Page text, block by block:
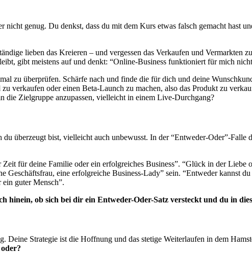
genug. Du denkst, dass du mit dem Kurs etwas falsch gemacht hast
lieben das Kreieren – und vergessen das Verkaufen und Vermarkten
gibt meistens auf und denkt: “Online-Business funktioniert für mich
zu überprüfen. Schärfe nach und finde die für dich und deine
verkaufen oder einen Beta-Launch zu machen, also das Produkt zu
die Zielgruppe anzupassen, vielleicht in einem Live-Durchgang?
überzeugt bist, vielleicht auch unbewusst. In der “Entweder-Oder”-Falle
für deine Familie oder ein erfolgreiches Business”. “Glück in der
eine erfolgreiche Business-Lady” sein. “Entweder kannst
guter Mensch”.
hinein, ob sich bei dir ein Entweder-Oder-Satz versteckt und du in
Strategie ist die Hoffnung und das stetige Weiterlaufen in dem